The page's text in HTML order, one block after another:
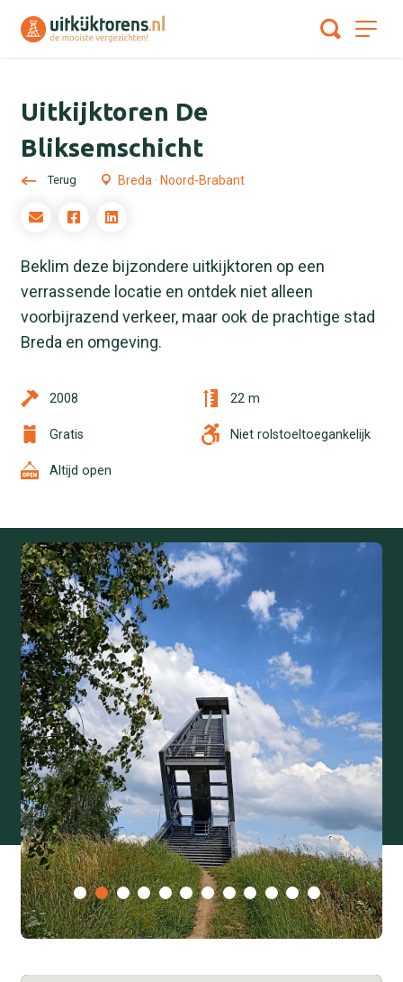
Uitkijktoren De
Bliksemschicht
Terug Breda · Noord-Brabant
Beklim deze bijzondere uitkijktoren op een
verrassende locatie en ontdek niet alleen
voorbijrazend verkeer, maar ook de prachtige stad
Breda en omgeving.
2008 22 m
Gratis Niet rolstoeltoegankelijk
Altijd open